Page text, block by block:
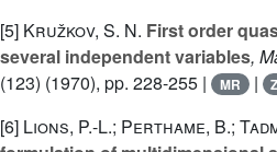
[5] Kružkov, S. N. First order
several independent variables,
(123) (1970), pp. 228-255 | MR |
[6] Lions, P.-L.; Perthame, B.;